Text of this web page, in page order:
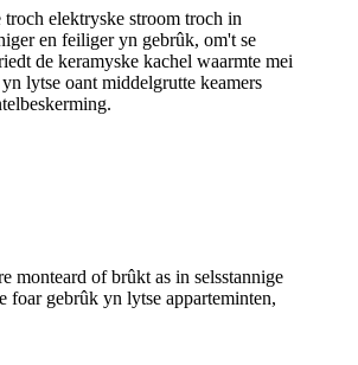
elektryske stroom troch in
en feiliger yn gebrûk, om't se
de keramyske kachel waarmte mei
lytse oant middelgrutte keamers
monteard of brûkt as in selsstannige
foar gebrûk yn lytse apparteminten,